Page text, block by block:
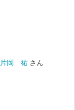
片岡 祐さん